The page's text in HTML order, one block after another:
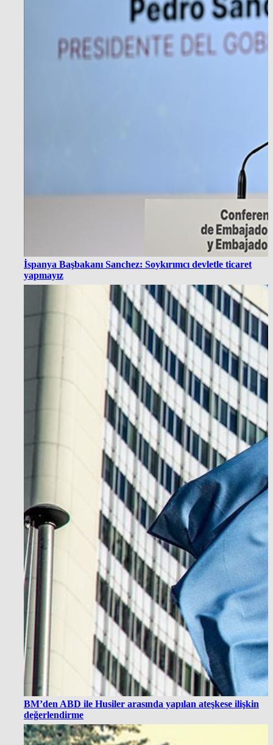
İspanya Başbakanı Sanchez: Soykırımcı devletle ticaret
yapmayız
BM’den ABD ile Husiler arasında yapılan ateşkese ilişkin
değerlendirme